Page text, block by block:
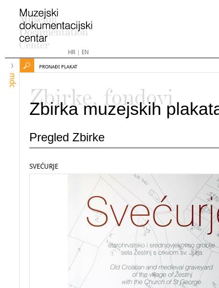
HR| EN
mdc
PRONAĐI PLAKAT
Zbirke, fondovi
Zbirka muzejskih
Pregled Zbirke
SVEĆURJE